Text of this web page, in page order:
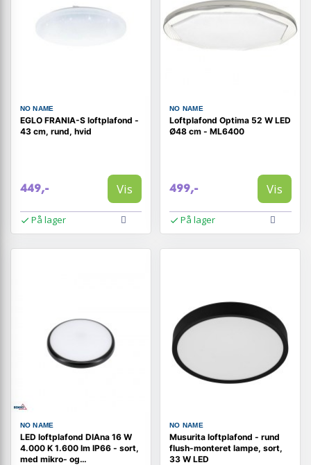
NO NAME
EGLO FRANIA-S loftplafond -
43 cm, rund, hvid
449,- Vis
På lager
NO NAME
Loftplafond Optima 52 W LED
Ø48 cm - ML6400
499,- Vis
På lager
NO NAME
LED loftplafond DIAna 16 W
4.000 K 1.600 lm IP66 - sort,
med mikro- og
NO NAME
Musurita loftplafond - rund
flush-monteret lampe, sort,
33 W LED